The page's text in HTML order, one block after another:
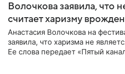
Волочкова заявила, что
считает харизму
Анастасия Волочкова на
заявила, что харизма не
Ее слова передает «Пятый